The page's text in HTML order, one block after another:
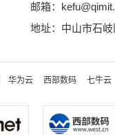
邮箱：
地址：中山市石
华为云 西部数码 七牛云